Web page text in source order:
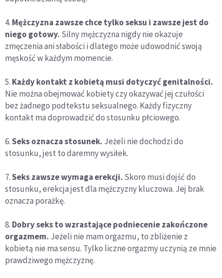
4. Mężczyzna zawsze chce tylko seksu i zawsze jest do
niego gotowy. Silny mężczyzna nigdy nie okazuje
zmęczenia ani słabości i dlatego może udowodnić swoją
męskość w każdym momencie.
5. Każdy kontakt z kobietą musi dotyczyć genitalności.
Nie można obejmować kobiety czy okazywać jej czułości
bez żadnego podtekstu seksualnego. Każdy fizyczny
kontakt ma doprowadzić do stosunku płciowego.
6.Seks oznacza stosunek. Jeżeli nie dochodzi do
stosunku, jest to daremny wysiłek.
7.Seks zawsze wymaga erekcji. Skoro musi dojść do
stosunku, erekcja jest dla mężczyzny kluczowa. Jej brak
oznacza porażkę.
8. Dobry seks to wzrastające podniecenie zakończone
orgazmem. Jeżeli nie mam orgazmu, to zbliżenie z
kobietą nie ma sensu. Tylko liczne orgazmy uczynią ze mnie
prawdziwego mężczyznę.